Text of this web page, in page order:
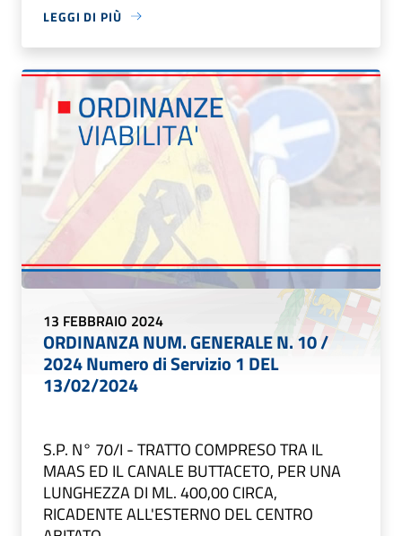
LEGGI DI PIÙ
13 FEBBRAIO 2024
ORDINANZA NUM. GENERALE N. 10 /
2024 Numero di Servizio 1 DEL
13/02/2024
S.P. N° 70/I - TRATTO COMPRESO TRA IL
MAAS ED IL CANALE BUTTACETO, PER UNA
LUNGHEZZA DI ML. 400,00 CIRCA,
RICADENTE ALL'ESTERNO DEL CENTRO